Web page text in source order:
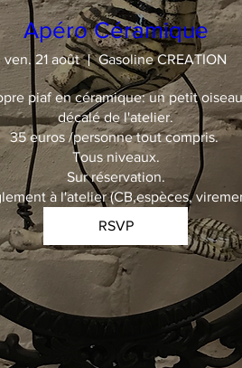
Apéro Céramique
ven. 21 août Gasoline CREATION
piaf en céramique: un petit
décalé de l'atelier.
35 euros /personne tout compris.
Tous niveaux.
Sur réservation.
à l'atelier (CB,espèces,
RSVP